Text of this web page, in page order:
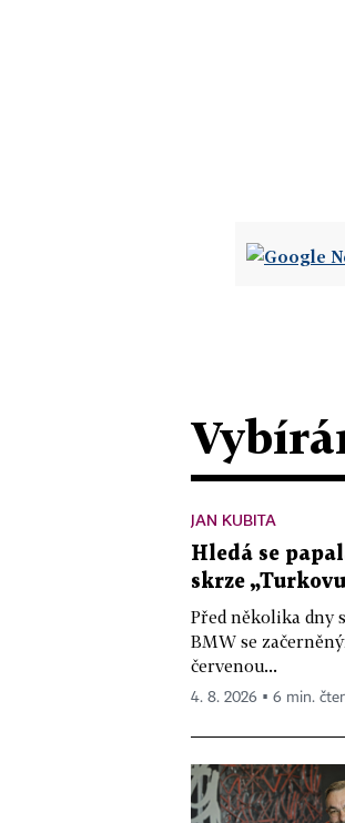
JAN KUBITA
Hledá se
skrze
Před několika dny
BMW se
červenou...
4. 8. 2026 ▪ 6 min.